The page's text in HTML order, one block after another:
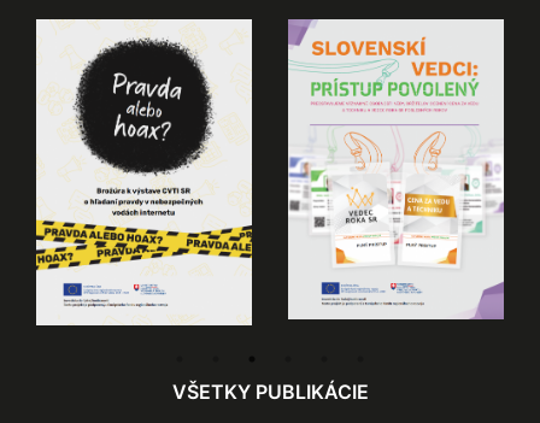
VŠETKY PUBLIKÁCIE